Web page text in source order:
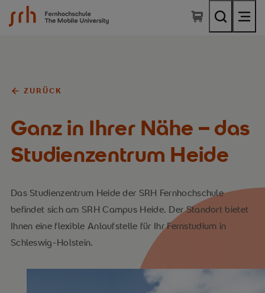
SRH Fernhochschule - The Mobile University
ZURÜCK
Ganz in Ihrer Nähe – das
Studienzentrum Heide
Das Studienzentrum Heide der SRH Fernhochschule
befindet sich am SRH Campus Heide. Der Standort bietet
Ihnen eine flexible Anlaufstelle für Ihr Fernstudium in
Schleswig-Holstein.